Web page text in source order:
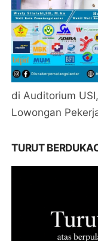
di Auditorium
Lowongan
TURUT